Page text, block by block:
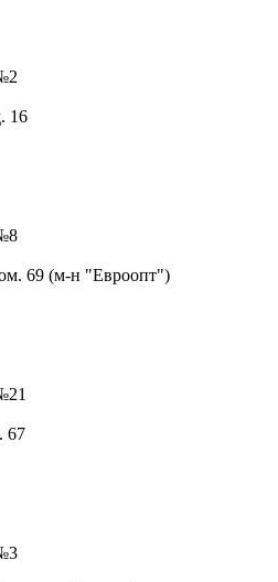
16
69 (м-н "Евроопт")
67